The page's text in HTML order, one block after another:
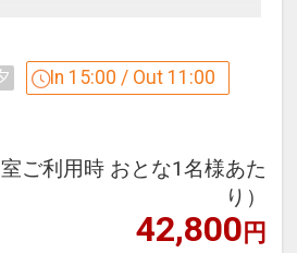
０日前までのご予約が
日前までの予約受付で
はできません。
In 15:00 / Out 11:00
室ご利用時 おとな1名様あた
り）
42,800円